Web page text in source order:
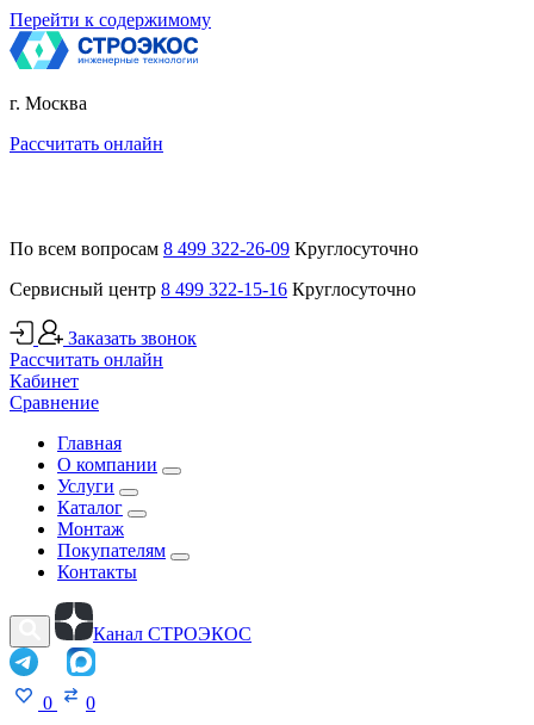
Перейти к содержимому
г. Москва
Рассчитать онлайн
По всем вопросам 8 499 322-26-09 Круглосуточно
Сервисный центр 8 499 322-15-16 Круглосуточно
Заказать звонок
Рассчитать онлайн
Кабинет
Сравнение
Главная
О компании
Услуги
Каталог
Монтаж
Покупателям
Контакты
Канал СТРОЭКОС
0
0